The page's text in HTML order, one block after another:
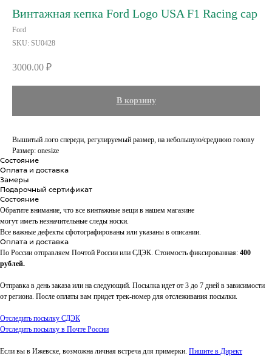
Винтажная кепка Ford Logo USA F1 Racing cap
Ford
SKU: SU0428
3000.00 ₽
В корзину
Вышитый лого спереди, регулируемый размер, на небольшую/среднюю голову
Размер: onesize
Состояние
Оплата и доставка
Замеры
Подарочный сертификат
Состояние
Обратите внимание, что все винтажные вещи в нашем магазине
могут иметь незначительные следы носки.
Все важные дефекты сфотографированы или указаны в описании.
Оплата и доставка
По России отправляем Почтой России или СДЭК. Стоимость фиксированная: 400
рублей.
Отправка в день заказа или на следующий. Посылка идет от 3 до 7 дней в зависимости
от региона. После оплаты вам придет трек-номер для отслеживания посылки.
Отследить посылку СДЭК
Отследить посылку в Почте России
Если вы в Ижевске, возможна личная встреча для примерки. Пишите в Директ